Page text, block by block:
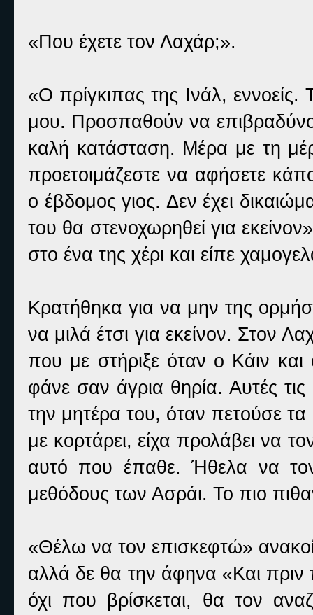
«Που έχετε τον Λαχάρ;».
«Ο πρίγκιπας της Ινάλ, εννοείς.
μου. Προσπαθούν να
καλή κατάσταση. Μέρα με τη
προετοιμάζεστε να αφήσετε
ο έβδομος γιος. Δεν έχει
του θα στενοχωρηθεί για
στο ένα της χέρι και είπε
Κρατήθηκα για να μην της
να μιλά έτσι για εκείνον. Στον
που με στήριξε όταν ο Κάιν
φάνε σαν άγρια θηρία. Αυτές τις
την μητέρα του, όταν πετούσε
με κορτάρει, είχα προλάβει να
αυτό που έπαθε. Ήθελα να
μεθόδους των Ασράι. Το πιο
«Θέλω να τον επισκεφτώ»
αλλά δε θα την άφηνα «Και πριν
όχι που βρίσκεται, θα τον